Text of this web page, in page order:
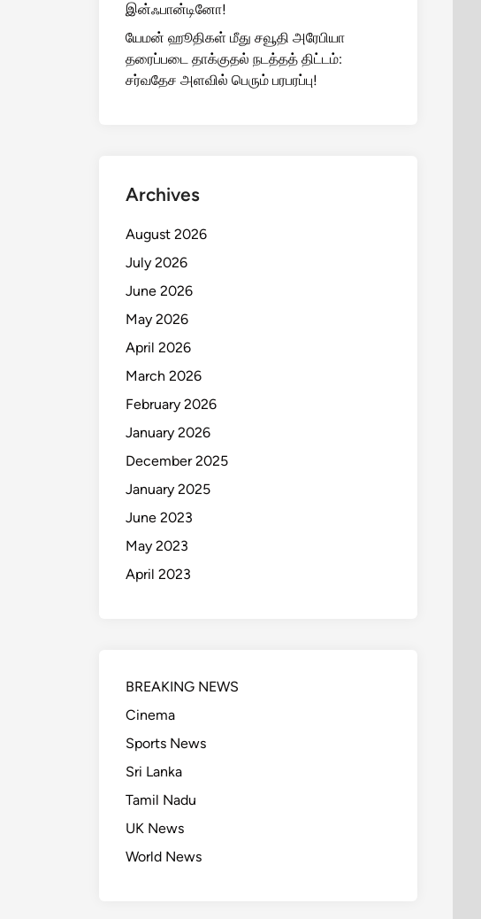
இன்ஃபான்டினோ!
யேமன் ஹூதிகள் மீது சவூதி அரேபியா
தரைப்படை தாக்குதல் நடத்தத் திட்டம்:
சர்வதேச அளவில் பெரும் பரபரப்பு!
Archives
August 2026
July 2026
June 2026
May 2026
April 2026
March 2026
February 2026
January 2026
December 2025
January 2025
June 2023
May 2023
April 2023
BREAKING NEWS
Cinema
Sports News
Sri Lanka
Tamil Nadu
UK News
World News